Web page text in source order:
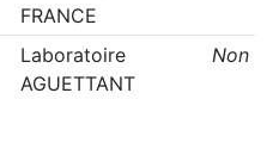
FRANCE
Laboratoire
AGUETTANT
Non